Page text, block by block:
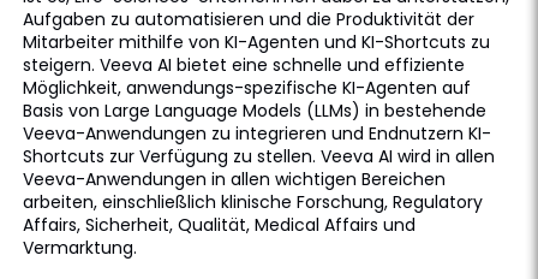
Aufgaben zu automatisieren und die Produktivität der
Mitarbeiter mithilfe von KI-Agenten und KI-Shortcuts zu
steigern. Veeva AI bietet eine schnelle und effiziente
Möglichkeit, anwendungs-spezifische KI-Agenten auf
Basis von Large Language Models (LLMs) in bestehende
Veeva-Anwendungen zu integrieren und Endnutzern KI-
Shortcuts zur Verfügung zu stellen. Veeva AI wird in allen
Veeva-Anwendungen in allen wichtigen Bereichen
arbeiten, einschließlich klinische Forschung, Regulatory
Affairs, Sicherheit, Qualität, Medical Affairs und
Vermarktung.